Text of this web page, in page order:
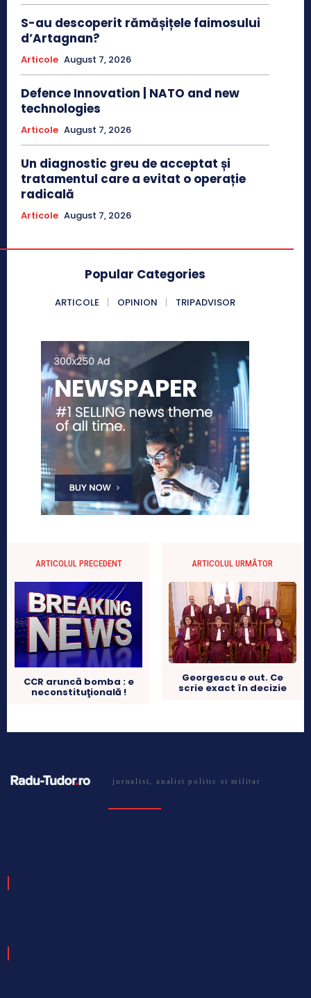
S-au descoperit rămășițele faimosului
d’Artagnan?
Articole August 7, 2026
Defence Innovation | NATO and new
technologies
Articole August 7, 2026
Un diagnostic greu de acceptat și
tratamentul care a evitat o operație
radicală
Articole August 7, 2026
Popular Categories
ARTICOLE OPINION TRIPADVISOR
ARTICOLUL PRECEDENT
CCR aruncă bomba : e
neconstituţională !
ARTICOLUL URMĂTOR
Georgescu e out. Ce
scrie exact în decizie
jurnalist, analist politic si militar